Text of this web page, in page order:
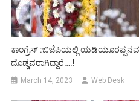
ಕಾಂಗ್ರೆಸ್ :ಬಿಜೆಪಿಯಲ್ಲಿ
ದೊಡ್ಡವರಾಗಿದ್ದಾರೆ….!
March 14, 2023 Web Desk